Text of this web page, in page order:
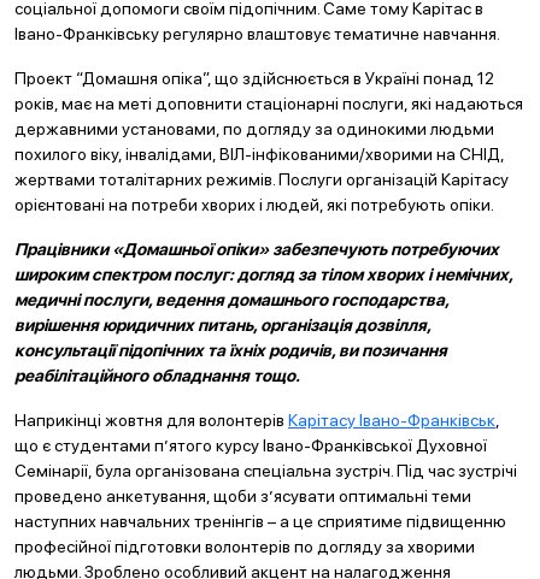
соціальної допомоги своїм підопічним. Саме тому Карітас в
Івано-Франківську регулярно влаштовує тематичне навчання.
Проект “Домашня опіка”, що здійснюється в Україні понад 12
років, має на меті доповнити стаціонарні послуги, які надаються
державними установами, по догляду за одинокими людьми
похилого віку, інвалідами, ВІЛ-інфікованими/хворими на СНІД,
жертвами тоталітарних режимів. Послуги організацій Карітасу
орієнтовані на потреби хворих і людей, які потребують опіки.
Працівники «Домашньої опіки» забезпечують потребуючих
широким спектром послуг: догляд за тілом хворих і немічних,
медичні послуги, ведення домашнього господарства,
вирішення юридичних питань, організація дозвілля,
консультації підопічних та їхніх родичів, ви позичання
реабілітаційного обладнання тощо.
Наприкінці жовтня для волонтерів Карітасу Івано-Франківськ
що є студентами п’ятого курсу Івано-Франківської Духовної
Семінарії, була організована спеціальна зустріч. Під час зустрічі
проведено анкетування, щоби з’ясувати оптимальні теми
наступних навчальних тренінгів – а це сприятиме підвищенню
професійної підготовки волонтерів по догляду за хворими
людьми. Зроблено особливий акцент на налагодження